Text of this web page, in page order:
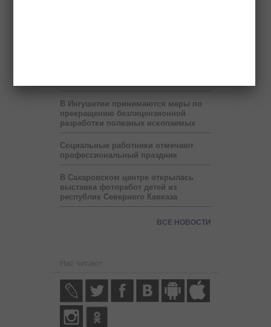
В Ингушетии принимаются меры по
прекращению безлицензионной
разработки полезных ископаемых
Социальные работники отмечают
профессиональный праздник
В Сахаровском центре открылась
выставка фоторабот детей из
республик Северного Кавказа
ВСЕ НОВОСТИ
Нас читают